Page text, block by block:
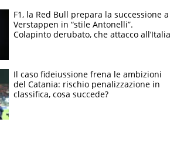
F1, la Red Bull prepara la successione a
Verstappen in “stile Antonelli”.
Colapinto derubato, che attacco all’Italia
Il caso fideiussione frena le ambizioni
del Catania: rischio penalizzazione in
classifica, cosa succede?